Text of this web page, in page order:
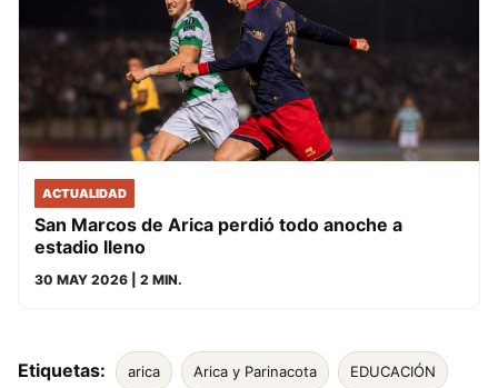
ACTUALIDAD
San Marcos de Arica perdió todo anoche a
estadio lleno
30 MAY 2026 | 2 MIN.
Etiquetas: arica Arica y Parinacota EDUCACIÓN